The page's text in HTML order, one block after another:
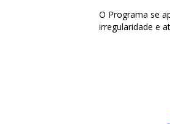
O Programa se
irregularidade e